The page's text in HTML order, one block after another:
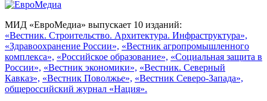
МИД «ЕвроМедиа» выпускает 10 изданий:
«Вестник. Строительство. Архитектура. Инфраструктура»,
«Здравоохранение России», «Вестник агропромышленного
комплекса», «Российское образование», «Социальная защита в
России», «Вестник экономики», «Вестник. Северный
Кавказ», «Вестник Поволжье», «Вестник Северо-Запада»,
общероссийский журнал «Нация».